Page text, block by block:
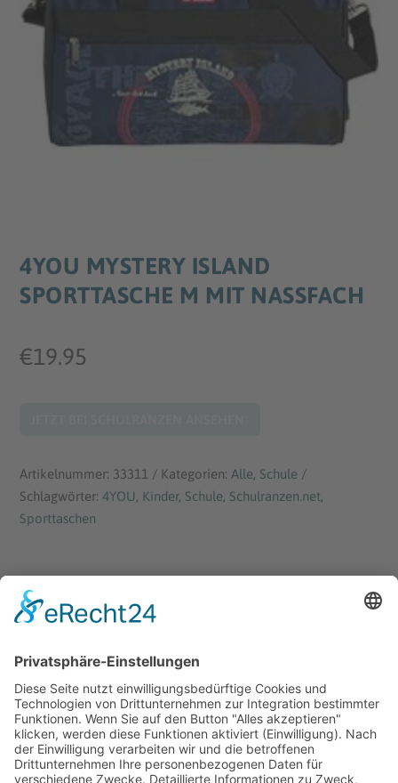
4YOU MYSTERY ISLAND
SPORTTASCHE M MIT NASSFACH
€19.95
Artikelnummer: 33311 Kategorien: Alle, Schule
Schlagwörter:4YOU, Kinder, Schule, Schulranzen.net,
Sporttaschen
650